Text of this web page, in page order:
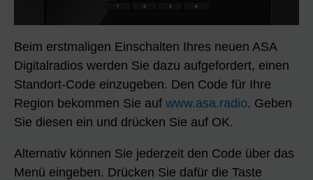
Beim erstmaligen Einschalten Ihres neuen ASA
Digitalradios werden Sie dazu aufgefordert, einen
Standort-Code einzugeben. Den Code für Ihre
Region bekommen Sie auf www.asa.radio. Geben
Sie diesen ein und drücken Sie auf OK.
Alternativ können Sie jederzeit den Code über das
Menü eingeben. Drücken Sie dafür die Taste